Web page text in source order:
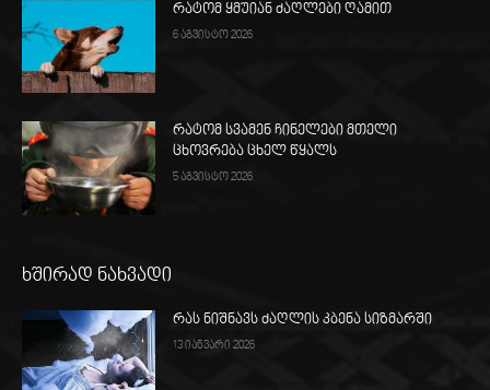
რატომ ყმუიან ძაღლები ღამით
6 აგვისტო 2026
რატომ სვამენ ჩინელები მთელი
ცხოვრება ცხელ წყალს
5 აგვისტო 2026
ხშირად ნახვადი
რას ნიშნავს ძაღლის კბენა სიზმარში
13 იანვარი 2026